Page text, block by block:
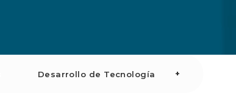
Desarrollo de Tecnología +